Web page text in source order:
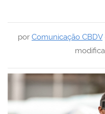
por Comunicação CBDV